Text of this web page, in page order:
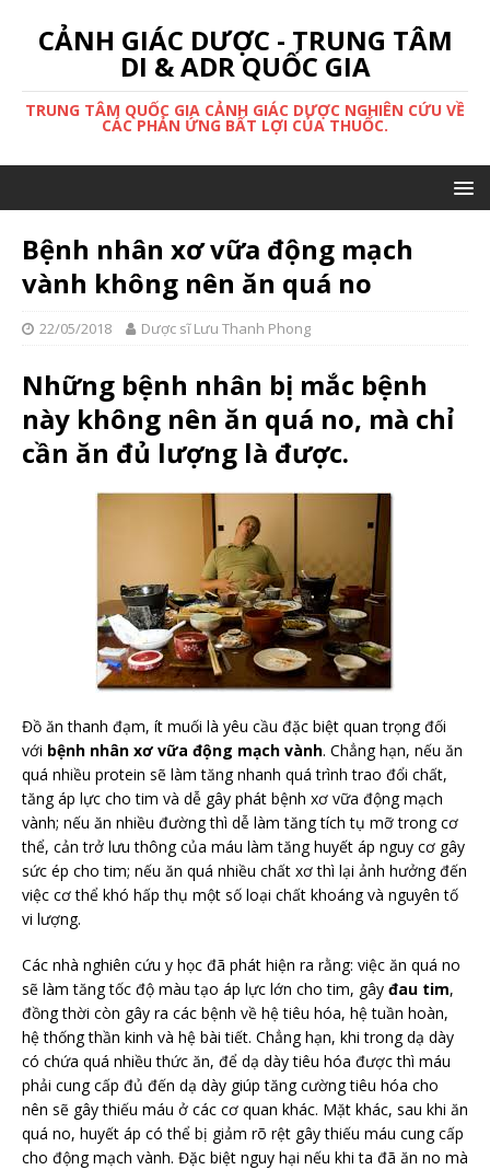
CẢNH GIÁC DƯỢC - TRUNG TÂM
DI & ADR QUỐC GIA
TRUNG TÂM QUỐC GIA CẢNH GIÁC DƯỢC NGHIÊN CỨU VỀ
CÁC PHẢN ỨNG BẤT LỢI CỦA THUỐC.
Bệnh nhân xơ vữa động mạch
vành không nên ăn quá no
22/05/2018 Dược sĩ Lưu Thanh Phong
Những bệnh nhân bị mắc bệnh
này không nên ăn quá no, mà chỉ
cần ăn đủ lượng là được.
Đồ ăn thanh đạm, ít muối là yêu cầu đặc biệt quan trọng đối
với bệnh nhân xơ vữa động mạch vành. Chẳng hạn, nếu ăn
quá nhiều protein sẽ làm tăng nhanh quá trình trao đổi chất,
tăng áp lực cho tim và dễ gây phát bệnh xơ vữa động mạch
vành; nếu ăn nhiều đường thì dễ làm tăng tích tụ mỡ trong cơ
thể, cản trở lưu thông của máu làm tăng huyết áp nguy cơ gây
sức ép cho tim; nếu ăn quá nhiều chất xơ thì lại ảnh hưởng đến
việc cơ thể khó hấp thụ một số loại chất khoáng và nguyên tố
vi lượng.
Các nhà nghiên cứu y học đã phát hiện ra rằng: việc ăn quá no
sẽ làm tăng tốc độ màu tạo áp lực lớn cho tim, gây đau tim,
đồng thời còn gây ra các bệnh về hệ tiêu hóa, hệ tuần hoàn,
hệ thống thần kinh và hệ bài tiết. Chẳng hạn, khi trong dạ dày
có chứa quá nhiều thức ăn, để dạ dày tiêu hóa được thì máu
phải cung cấp đủ đến dạ dày giúp tăng cường tiêu hóa cho
nên sẽ gây thiếu máu ở các cơ quan khác. Mặt khác, sau khi ăn
quá no, huyết áp có thể bị giảm rõ rệt gây thiếu máu cung cấp
cho động mạch vành. Đặc biệt nguy hại nếu khi ta đã ăn no mà